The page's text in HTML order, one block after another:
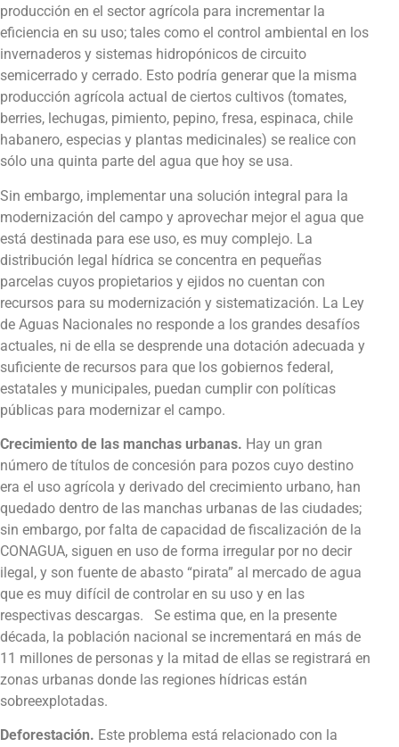
producción en el sector agrícola para incrementar la
eficiencia en su uso; tales como el control ambiental en los
invernaderos y sistemas hidropónicos de circuito
semicerrado y cerrado. Esto podría generar que la misma
producción agrícola actual de ciertos cultivos (tomates,
berries, lechugas, pimiento, pepino, fresa, espinaca, chile
habanero, especias y plantas medicinales) se realice con
sólo una quinta parte del agua que hoy se usa.
Sin embargo, implementar una solución integral para la
modernización del campo y aprovechar mejor el agua que
está destinada para ese uso, es muy complejo. La
distribución legal hídrica se concentra en pequeñas
parcelas cuyos propietarios y ejidos no cuentan con
recursos para su modernización y sistematización. La Ley
de Aguas Nacionales no responde a los grandes desafíos
actuales, ni de ella se desprende una dotación adecuada y
suficiente de recursos para que los gobiernos federal,
estatales y municipales, puedan cumplir con políticas
públicas para modernizar el campo.
Crecimiento de las manchas urbanas. Hay un gran
número de títulos de concesión para pozos cuyo destino
era el uso agrícola y derivado del crecimiento urbano, han
quedado dentro de las manchas urbanas de las ciudades;
sin embargo, por falta de capacidad de fiscalización de la
CONAGUA, siguen en uso de forma irregular por no decir
ilegal, y son fuente de abasto “pirata” al mercado de agua
que es muy difícil de controlar en su uso y en las
respectivas descargas. Se estima que, en la presente
década, la población nacional se incrementará en más de
11 millones de personas y la mitad de ellas se registrará en
zonas urbanas donde las regiones hídricas están
sobreexplotadas.
Deforestación. Este problema está relacionado con la